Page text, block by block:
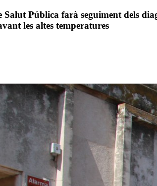
Pública farà seguiment dels
les altes temperatures